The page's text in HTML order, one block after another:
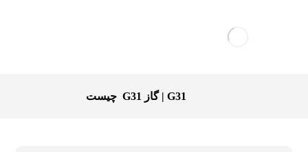
G31 | گاز G31 چیست